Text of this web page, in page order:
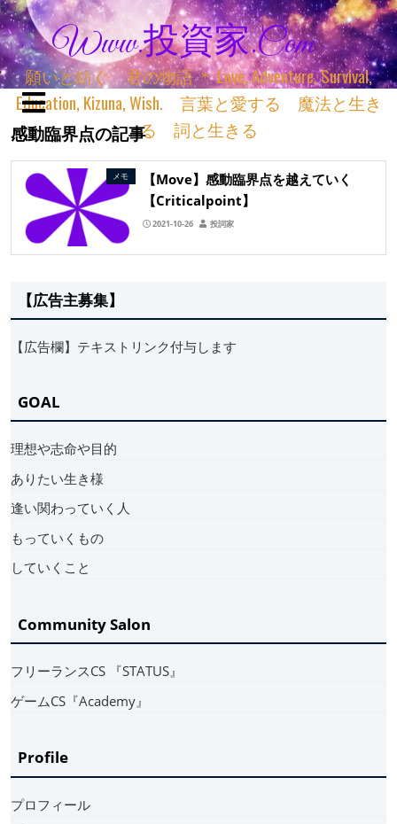
Www.投資家.com
願いと紡ぐ 君の物語 ＊ Love, Adventure, Survival,
Education, Kizuna, Wish. 言葉と愛する 魔法と生き
る 詞と生きる
感動臨界点の記事
メモ
【Move】感動臨界点を越えていく
【Criticalpoint】
2021-10-26 投詞家
【広告主募集】
【広告欄】テキストリンク付与します
GOAL
理想や志命や目的
ありたい生き様
逢い関わっていく人
もっていくもの
していくこと
Community Salon
フリーランスCS 『STATUS』
ゲームCS『Academy』
Profile
プロフィール